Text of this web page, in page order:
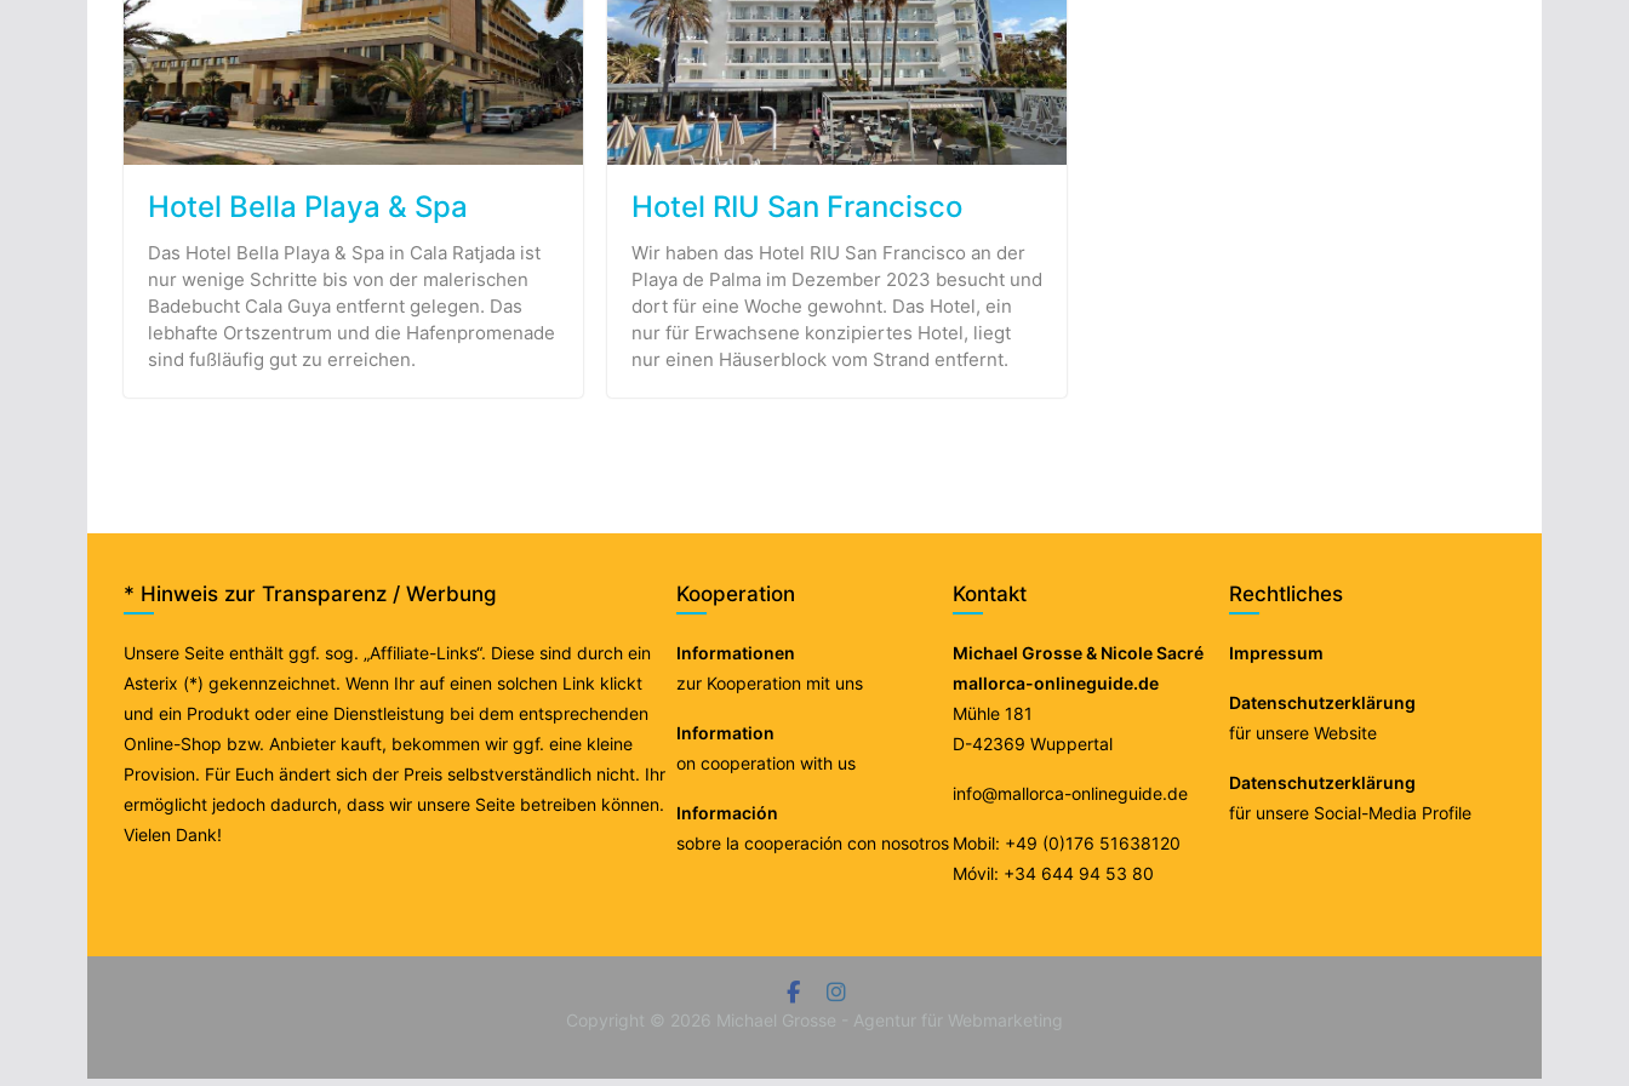
Hotel Bella Playa & Spa
Das Hotel Bella Playa & Spa in Cala Ratjada ist
nur wenige Schritte bis von der malerischen
Badebucht Cala Guya entfernt gelegen. Das
lebhafte Ortszentrum und die Hafenpromenade
sind fußläufig gut zu erreichen.
Hotel RIU San Francisco
Wir haben das Hotel RIU San Francisco an der
Playa de Palma im Dezember 2023 besucht und
dort für eine Woche gewohnt. Das Hotel, ein
nur für Erwachsene konzipiertes Hotel, liegt
nur einen Häuserblock vom Strand entfernt.
* Hinweis zur Transparenz / Werbung
Unsere Seite enthält ggf. sog. „Affiliate-Links“. Diese sind durch ein
Asterix (*) gekennzeichnet. Wenn Ihr auf einen solchen Link klickt
und ein Produkt oder eine Dienstleistung bei dem entsprechenden
Online-Shop bzw. Anbieter kauft, bekommen wir ggf. eine kleine
Provision. Für Euch ändert sich der Preis selbstverständlich nicht. Ihr
ermöglicht jedoch dadurch, dass wir unsere Seite betreiben können.
Vielen Dank!
Kooperation
Informationen
zur Kooperation mit uns
Information
on cooperation with us
Información
sobre la cooperación con nosotros
Kontakt
Michael Grosse & Nicole Sacré
mallorca-onlineguide.de
Mühle 181
D-42369 Wuppertal
info@mallorca-onlineguide.de
Mobil: +49 (0)176 51638120
Móvil: +34 644 94 53 80
Rechtliches
Impressum
Datenschutzerklärung
für unsere Website
Datenschutzerklärung
für unsere Social-Media Profile
Copyright © 2026 Michael Grosse - Agentur für Webmarketing